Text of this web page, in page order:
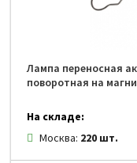
Лампа переносная
поворотная на
На складе:
Москва: 220 шт.